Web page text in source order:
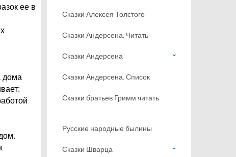
ее в
дома
Сказки Алексея Толстого
Сказки Андерсена. Читать
Сказки Андерсена
Сказки Андерсена. Список
Сказки братьев Гримм читать
Русские народные былины
Сказки Шварца